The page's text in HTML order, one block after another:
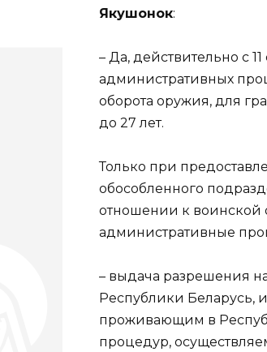
Якушонок:
– Да, действительно с
административных
оборота оружия, для
до 27 лет.
Только при
обособленного
отношении к воинской
административные
– выдача разрешения
Республики Беларусь,
проживающим в
процедур,